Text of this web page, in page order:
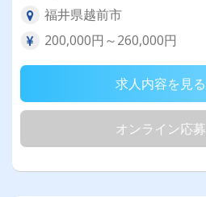
福井県越前市
200,000円～260,000円
求人内容を見る
オンライン応募